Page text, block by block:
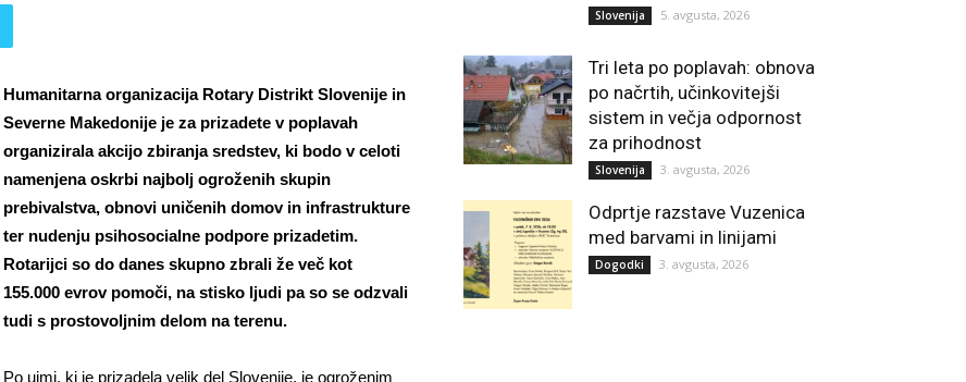
Humanitarna organizacija Rotary Distrikt Slovenije in
Severne Makedonije je za prizadete v poplavah
organizirala akcijo zbiranja sredstev, ki bodo v celoti
namenjena oskrbi najbolj ogroženih skupin
prebivalstva, obnovi uničenih domov in infrastrukture
ter nudenju psihosocialne podpore prizadetim.
Rotarijci so do danes skupno zbrali že več kot
155.000 evrov pomoči, na stisko ljudi pa so se odzvali
tudi s prostovoljnim delom na terenu.
Po ujmi, ki je prizadela velik del Slovenije, je ogroženim
Slovenija 5. avgusta, 2026
Tri leta po poplavah: obnova
po načrtih, učinkovitejši
sistem in večja odpornost
za prihodnost
Slovenija 3. avgusta, 2026
Odprtje razstave Vuzenica
med barvami in linijami
Dogodki 3. avgusta, 2026